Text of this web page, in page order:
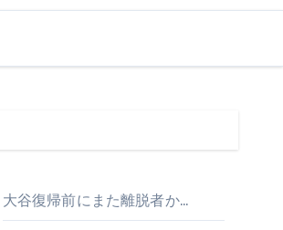
大谷復帰前にまた離脱者か…